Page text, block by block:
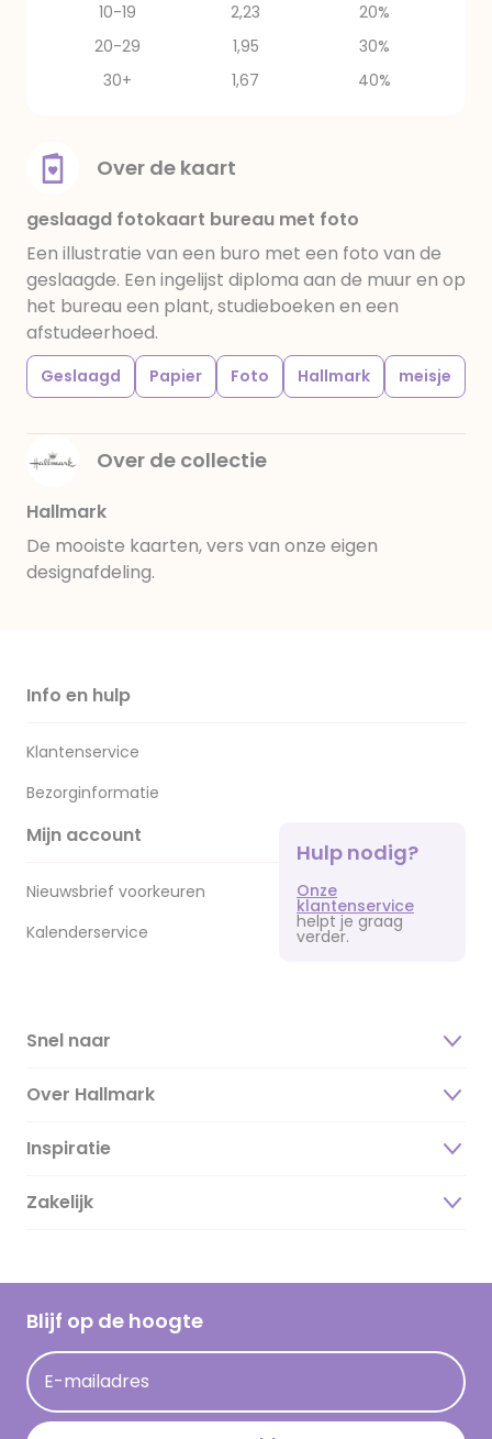
10-19
2,23
20%
20-29
1,95
30%
30+
1,67 40%
Over de kaart
geslaagd fotokaart bureau met foto
Een illustratie van een buro met een foto van de
geslaagde. Een ingelijst diploma aan de muur en op
het bureau een plant, studieboeken en een
afstudeerhoed.
Geslaagd Papier Foto Hallmark meisje
Over de collectie
Hallmark
De mooiste kaarten, vers van onze eigen
designafdeling.
Info en hulp
Klantenservice
Bezorginformatie
Mijn account
Nieuwsbrief voorkeuren
Kalenderservice
Hulp nodig?
Onze
klantenservice
helpt je graag
verder.
Snel naar
Over Hallmark
Over ons
Duurzaamheid
Hallmark Kaartclub
Acties
Persberichten
Inspiratie
Magazine
Cadeau inspiratie
Kaartinspiratie
Zakelijk
Blijf op de hoogte
E-mailadres